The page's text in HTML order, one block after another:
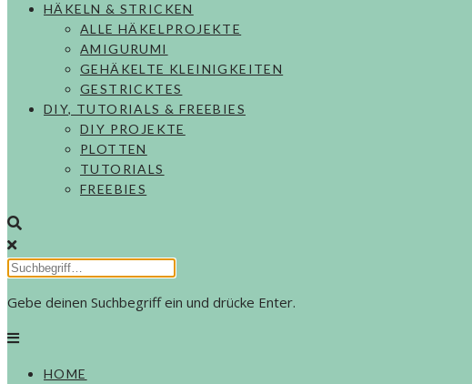
HÄKELN & STRICKEN
ALLE HÄKELPROJEKTE
AMIGURUMI
GEHÄKELTE KLEINIGKEITEN
GESTRICKTES
DIY, TUTORIALS & FREEBIES
DIY PROJEKTE
PLOTTEN
TUTORIALS
FREEBIES
Gebe deinen Suchbegriff ein und drücke Enter.
HOME